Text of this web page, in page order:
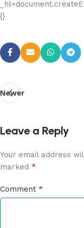
{}
Newer
Leave a Reply
Your email address
marked *
Comment *